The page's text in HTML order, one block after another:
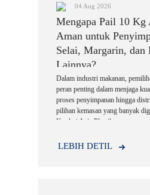
04 Aug 2026
Mengapa Pail 10 Kg
Aman untuk
Selai, Margarin, dan
Lainnya?
Dalam industri makanan,
peran penting dalam menjaga
proses penyimpanan hingga
pilihan kemasan yang banyak
Kg dari Asia Plastik
LEBIH DETIL